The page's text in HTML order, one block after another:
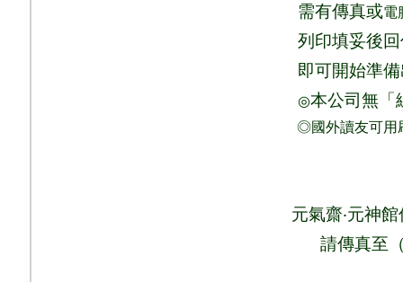
需有傳真或電
列印填妥後
即可開始準
◎本公司無「
◎國外讀友可用
元氣齋‧元神館
請傳真至